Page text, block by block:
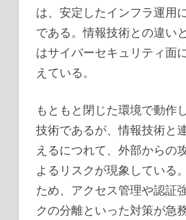
は、安定したインフラ運用
である。情報技術との違い
はサイバーセキュリティ面
えている。
もともと閉じた環境で動作
技術であるが、情報技術と
えるにつれて、外部からの
よるリスクが現象している
ため、アクセス管理や認証
クの分離といった対策が急